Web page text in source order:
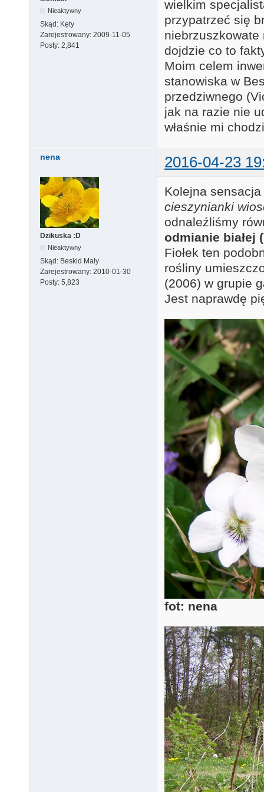
Nieaktywny
Skąd: Kęty
Zarejestrowany: 2009-11-05
Posty: 2,841
wielkim
przypatrzeć się
niebrzuszkowate
dojdzie co to
Moim celem
stanowiska w
przedziwnego
jak na razie nie
właśnie mi
nena 2016-04-23
Dzikuska :D
Nieaktywny
Skąd: Beskid Mały
Zarejestrowany: 2010-01-30
Posty: 5,823
Kolejna
cieszynianki
odnaleźliśmy
odmianie białej
Fiołek ten
rośliny
(2006) w grupie
Jest naprawdę
fot: nena